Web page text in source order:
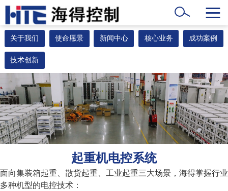
关于我们 使命愿景 新闻中心 核心业务 成功案例
技术创新
起重机电控系统
面向集装箱起重、散货起重、工业起重三大场景，海得掌握行业
多种机型的电控技术：